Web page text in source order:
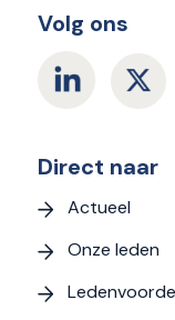
Volg ons
Direct naar
Actueel
Onze leden